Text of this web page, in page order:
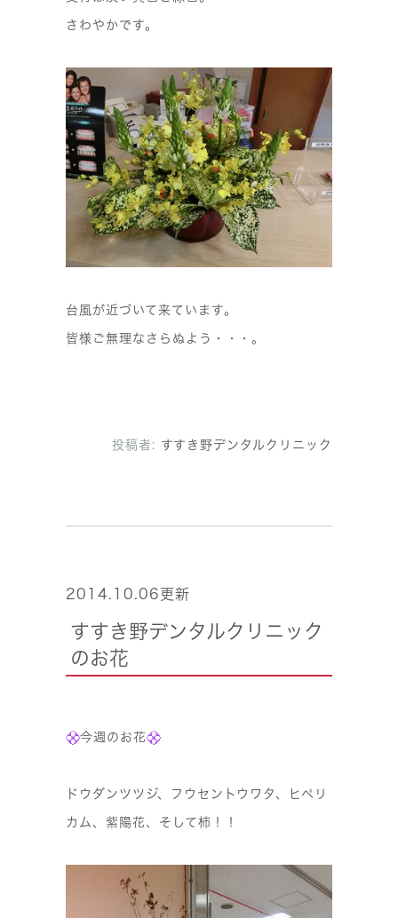
さわやかです。
台風が近づいて来ています。
皆様ご無理なさらぬよう・・・。
投稿者: すすき野デンタルクリニック
2014.10.06更新
すすき野デンタルクリニック
のお花
今週のお花
ドウダンツツジ、フウセントウワタ、ヒペリ
カム、紫陽花、そして柿！！